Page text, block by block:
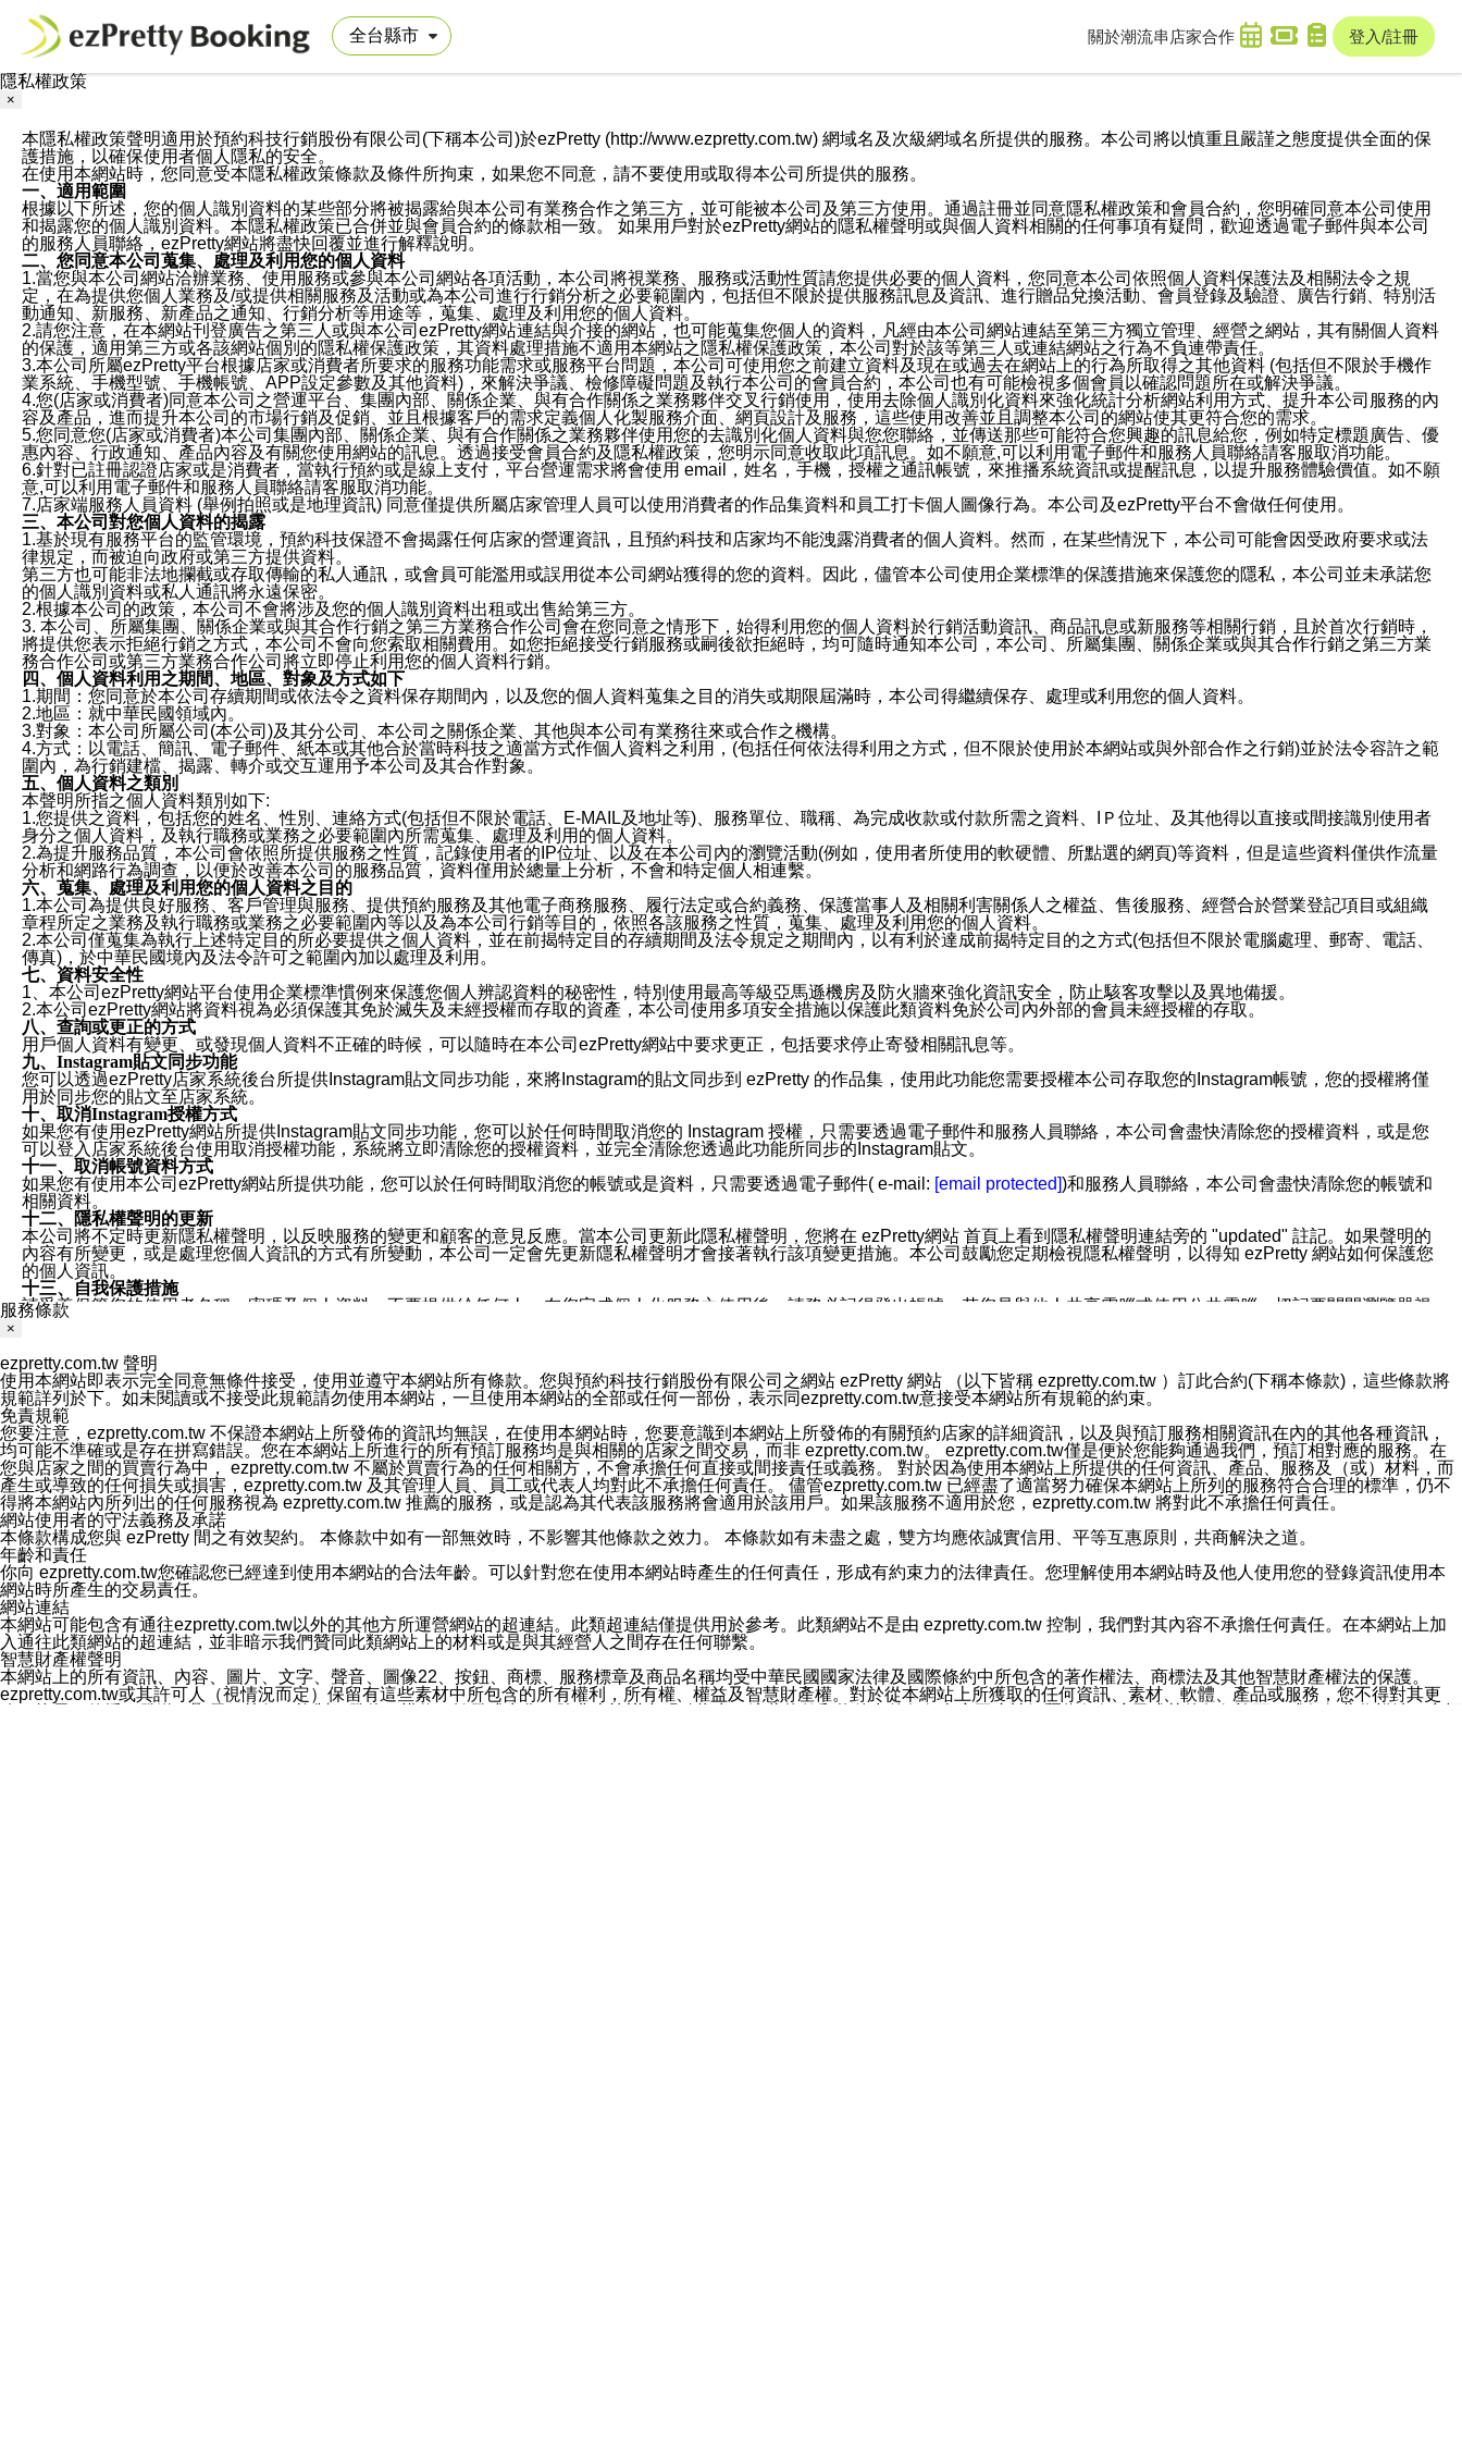
關於潮流串 店家合作 登入/註冊
隱私權政策
×
本隱私權政策聲明適用於預約科技行銷股份有限公司(下稱本公司)於ezPretty (http://www.ezpretty.com.tw) 網域名及次級網域名所提供的服務。本公司將以慎重且嚴謹之態度提供全面的保
護措施，以確保使用者個人隱私的安全。
在使用本網站時，您同意受本隱私權政策條款及條件所拘束，如果您不同意，請不要使用或取得本公司所提供的服務。
一、適用範圍
根據以下所述，您的個人識別資料的某些部分將被揭露給與本公司有業務合作之第三方，並可能被本公司及第三方使用。通過註冊並同意隱私權政策和會員合約，您明確同意本公司使用
和揭露您的個人識別資料。本隱私權政策已合併並與會員合約的條款相一致。 如果用戶對於ezPretty網站的隱私權聲明或與個人資料相關的任何事項有疑問，歡迎透過電子郵件與本公司
的服務人員聯絡，ezPretty網站將盡快回覆並進行解釋說明。
二、您同意本公司蒐集、處理及利用您的個人資料
1.當您與本公司網站洽辦業務、使用服務或參與本公司網站各項活動，本公司將視業務、服務或活動性質請您提供必要的個人資料，您同意本公司依照個人資料保護法及相關法令之規
定，在為提供您個人業務及/或提供相關服務及活動或為本公司進行行銷分析之必要範圍內，包括但不限於提供服務訊息及資訊、進行贈品兌換活動、會員登錄及驗證、廣告行銷、特別活
動通知、新服務、新產品之通知、行銷分析等用途等，蒐集、處理及利用您的個人資料。
2.請您注意，在本網站刊登廣告之第三人或與本公司ezPretty網站連結與介接的網站，也可能蒐集您個人的資料，凡經由本公司網站連結至第三方獨立管理、經營之網站，其有關個人資料
的保護，適用第三方或各該網站個別的隱私權保護政策，其資料處理措施不適用本網站之隱私權保護政策，本公司對於該等第三人或連結網站之行為不負連帶責任。
3.本公司所屬ezPretty平台根據店家或消費者所要求的服務功能需求或服務平台問題，本公司可使用您之前建立資料及現在或過去在網站上的行為所取得之其他資料 (包括但不限於手機作
業系統、手機型號、手機帳號、APP設定參數及其他資料)，來解決爭議、檢修障礙問題及執行本公司的會員合約，本公司也有可能檢視多個會員以確認問題所在或解決爭議。
4.您(店家或消費者)同意本公司之營運平台、集團內部、關係企業、與有合作關係之業務夥伴交叉行銷使用，使用去除個人識別化資料來強化統計分析網站利用方式、提升本公司服務的內
容及產品，進而提升本公司的市場行銷及促銷、並且根據客戶的需求定義個人化製服務介面、網頁設計及服務，這些使用改善並且調整本公司的網站使其更符合您的需求。
5.您同意您(店家或消費者)本公司集團內部、關係企業、與有合作關係之業務夥伴使用您的去識別化個人資料與您您聯絡，並傳送那些可能符合您興趣的訊息給您，例如特定標題廣告、優
惠內容、行政通知、產品內容及有關您使用網站的訊息。透過接受會員合約及隱私權政策，您明示同意收取此項訊息。如不願意,可以利用電子郵件和服務人員聯絡請客服取消功能。
6.針對已註冊認證店家或是消費者，當執行預約或是線上支付，平台營運需求將會使用 email，姓名，手機，授權之通訊帳號，來推播系統資訊或提醒訊息，以提升服務體驗價值。如不願
意,可以利用電子郵件和服務人員聯絡請客服取消功能。
7.店家端服務人員資料 (舉例拍照或是地理資訊) 同意僅提供所屬店家管理人員可以使用消費者的作品集資料和員工打卡個人圖像行為。本公司及ezPretty平台不會做任何使用。
三、本公司對您個人資料的揭露
1.基於現有服務平台的監管環境，預約科技保證不會揭露任何店家的營運資訊，且預約科技和店家均不能洩露消費者的個人資料。然而，在某些情況下，本公司可能會因受政府要求或法
律規定，而被迫向政府或第三方提供資料。
第三方也可能非法地攔截或存取傳輸的私人通訊，或會員可能濫用或誤用從本公司網站獲得的您的資料。因此，儘管本公司使用企業標準的保護措施來保護您的隱私，本公司並未承諾您
的個人識別資料或私人通訊將永遠保密。
2.根據本公司的政策，本公司不會將涉及您的個人識別資料出租或出售給第三方。
3. 本公司、所屬集團、關係企業或與其合作行銷之第三方業務合作公司會在您同意之情形下，始得利用您的個人資料於行銷活動資訊、商品訊息或新服務等相關行銷，且於首次行銷時，
將提供您表示拒絕行銷之方式，本公司不會向您索取相關費用。如您拒絕接受行銷服務或嗣後欲拒絕時，均可隨時通知本公司，本公司、所屬集團、關係企業或與其合作行銷之第三方業
務合作公司或第三方業務合作公司將立即停止利用您的個人資料行銷。
四、個人資料利用之期間、地區、對象及方式如下
1.期間：您同意於本公司存續期間或依法令之資料保存期間內，以及您的個人資料蒐集之目的消失或期限屆滿時，本公司得繼續保存、處理或利用您的個人資料。
2.地區：就中華民國領域內。
3.對象：本公司所屬公司(本公司)及其分公司、本公司之關係企業、其他與本公司有業務往來或合作之機構。
4.方式：以電話、簡訊、電子郵件、紙本或其他合於當時科技之適當方式作個人資料之利用，(包括任何依法得利用之方式，但不限於使用於本網站或與外部合作之行銷)並於法令容許之範
圍內，為行銷建檔、揭露、轉介或交互運用予本公司及其合作對象。
五、個人資料之類別
本聲明所指之個人資料類別如下:
1.您提供之資料，包括您的姓名、性別、連絡方式(包括但不限於電話、E-MAIL及地址等)、服務單位、職稱、為完成收款或付款所需之資料、IＰ位址、及其他得以直接或間接識別使用者
身分之個人資料，及執行職務或業務之必要範圍內所需蒐集、處理及利用的個人資料。
2.為提升服務品質，本公司會依照所提供服務之性質，記錄使用者的IP位址、以及在本公司內的瀏覽活動(例如，使用者所使用的軟硬體、所點選的網頁)等資料，但是這些資料僅供作流量
分析和網路行為調查，以便於改善本公司的服務品質，資料僅用於總量上分析，不會和特定個人相連繫。
六、蒐集、處理及利用您的個人資料之目的
1.本公司為提供良好服務、客戶管理與服務、提供預約服務及其他電子商務服務、履行法定或合約義務、保護當事人及相關利害關係人之權益、售後服務、經營合於營業登記項目或組織
章程所定之業務及執行職務或業務之必要範圍內等以及為本公司行銷等目的，依照各該服務之性質，蒐集、處理及利用您的個人資料。
2.本公司僅蒐集為執行上述特定目的所必要提供之個人資料，並在前揭特定目的存續期間及法令規定之期間內，以有利於達成前揭特定目的之方式(包括但不限於電腦處理、郵寄、電話、
傳真)，於中華民國境內及法令許可之範圍內加以處理及利用。
七、資料安全性
1、本公司ezPretty網站平台使用企業標準慣例來保護您個人辨認資料的秘密性，特別使用最高等級亞馬遜機房及防火牆來強化資訊安全，防止駭客攻擊以及異地備援。
2.本公司ezPretty網站將資料視為必須保護其免於滅失及未經授權而存取的資產，本公司使用多項安全措施以保護此類資料免於公司內外部的會員未經授權的存取。
八、查詢或更正的方式
用戶個人資料有變更、或發現個人資料不正確的時候，可以隨時在本公司ezPretty網站中要求更正，包括要求停止寄發相關訊息等。
九、Instagram貼文同步功能
您可以透過ezPretty店家系統後台所提供Instagram貼文同步功能，來將Instagram的貼文同步到 ezPretty 的作品集，使用此功能您需要授權本公司存取您的Instagram帳號，您的授權將僅
用於同步您的貼文至店家系統。
十、取消Instagram授權方式
如果您有使用ezPretty網站所提供Instagram貼文同步功能，您可以於任何時間取消您的 Instagram 授權，只需要透過電子郵件和服務人員聯絡，本公司會盡快清除您的授權資料，或是您
可以登入店家系統後台使用取消授權功能，系統將立即清除您的授權資料，並完全清除您透過此功能所同步的Instagram貼文。
十一、取消帳號資料方式
如果您有使用本公司ezPretty網站所提供功能，您可以於任何時間取消您的帳號或是資料，只需要透過電子郵件( e-mail: [email protected])和服務人員聯絡，本公司會盡快清除您的帳號和
相關資料。
十二、隱私權聲明的更新
本公司將不定時更新隱私權聲明，以反映服務的變更和顧客的意見反應。當本公司更新此隱私權聲明，您將在 ezPretty網站 首頁上看到隱私權聲明連結旁的 "updated" 註記。如果聲明的
內容有所變更，或是處理您個人資訊的方式有所變動，本公司一定會先更新隱私權聲明才會接著執行該項變更措施。本公司鼓勵您定期檢視隱私權聲明，以得知 ezPretty 網站如何保護您
的個人資訊。
十三、自我保護措施
請妥善保管您的使用者名稱、密碼及個人資料，不要提供給任何人。在您完成個人化服務之使用後，請務必記得登出帳號。若您是與他人共享電腦或使用公共電腦，切記要關閉瀏覽器視
窗，以防止他人讀取您的個人資料、信件或進入所機關管理區。
您同意本公司網站，透過您所提供的郵件地址與您取得聯絡並傳送或宣傳本網站各項服務之資料或電子郵件供您參考。您能依照該資料或電子郵件所指示之方法、說明或功能連結，隨時
停止接收這些資料或電子郵件。
十五、訊息通知
本公司/本服務將以通知型訊息傳送重要訊息給您。即使未加入本公司/本服務好友，您仍可接收到通知型訊息。
本公司/本服務傳送之通知型訊息以對您有效且重要的訊息為限，以廣告或其他目的的訊息皆不會被傳送。滿足以下三個條件者，將可收到通知型訊息。
1.LINE 帳號設定的電話號碼與本公司/本服務所傳來的電話號碼比對相符。
2.該 LINE 帳號已在 LINE APP 設定中，同意接收通知型訊息。
3.LINE 帳號未封鎖傳送訊息之 LINE 官方帳號。
欲變更通知型訊息的設定，操作如下：
1.點選「主頁」＞「設定」
2.點選「隱私設定」
3.點選「提供使用資料」
4.點選「LINE通知型訊息」
5.開關「接收LINE通知型訊息」
❗️關閉「接收通知型訊息」後，將不會接收到來自任何企業官方帳號或認證官方帳號的通知型訊息。
服務條款
×
ezpretty.com.tw 聲明
使用本網站即表示完全同意無條件接受，使用並遵守本網站所有條款。您與預約科技行銷股份有限公司之網站 ezPretty 網站 （以下皆稱 ezpretty.com.tw ）訂此合約(下稱本條款)，這些條款將
規範詳列於下。如未閱讀或不接受此規範請勿使用本網站，一旦使用本網站的全部或任何一部份，表示同ezpretty.com.tw意接受本網站所有規範的約束。
免責規範
您要注意，ezpretty.com.tw 不保證本網站上所發佈的資訊均無誤，在使用本網站時，您要意識到本網站上所發佈的有關預約店家的詳細資訊，以及與預訂服務相關資訊在內的其他各種資訊，
均可能不準確或是存在拼寫錯誤。您在本網站上所進行的所有預訂服務均是與相關的店家之間交易，而非 ezpretty.com.tw。 ezpretty.com.tw僅是便於您能夠通過我們，預訂相對應的服務。在
您與店家之間的買賣行為中， ezpretty.com.tw 不屬於買賣行為的任何相關方，不會承擔任何直接或間接責任或義務。 對於因為使用本網站上所提供的任何資訊、產品、服務及（或）材料，而
產生或導致的任何損失或損害，ezpretty.com.tw 及其管理人員、員工或代表人均對此不承擔任何責任。 儘管ezpretty.com.tw 已經盡了適當努力確保本網站上所列的服務符合合理的標準，仍不
得將本網站內所列出的任何服務視為 ezpretty.com.tw 推薦的服務，或是認為其代表該服務將會適用於該用戶。如果該服務不適用於您，ezpretty.com.tw 將對此不承擔任何責任。
網站使用者的守法義務及承諾
本條款構成您與 ezPretty 間之有效契約。 本條款中如有一部無效時，不影響其他條款之效力。 本條款如有未盡之處，雙方均應依誠實信用、平等互惠原則，共商解決之道。
年齡和責任
你向 ezpretty.com.tw您確認您已經達到使用本網站的合法年齡。可以針對您在使用本網站時產生的任何責任，形成有約束力的法律責任。您理解使用本網站時及他人使用您的登錄資訊使用本
網站時所產生的交易責任。
網站連結
本網站可能包含有通往ezpretty.com.tw以外的其他方所運營網站的超連結。此類超連結僅提供用於參考。此類網站不是由 ezpretty.com.tw 控制，我們對其內容不承擔任何責任。在本網站上加
入通往此類網站的超連結，並非暗示我們贊同此類網站上的材料或是與其經營人之間存在任何聯繫。
智慧財產權聲明
本網站上的所有資訊、內容、圖片、文字、聲音、圖像22、按鈕、商標、服務標章及商品名稱均受中華民國國家法律及國際條約中所包含的著作權法、商標法及其他智慧財產權法的保護。
ezpretty.com.tw或其許可人（視情況而定）保留有這些素材中所包含的所有權利，所有權、權益及智慧財產權。對於從本網站上所獲取的任何資訊、素材、軟體、產品或服務，您不得對其更